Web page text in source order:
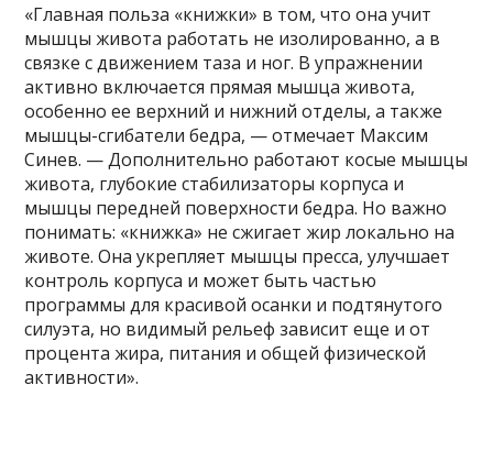
«Главная польза «книжки» в том, что она учит
мышцы живота работать не изолированно, а в
связке с движением таза и ног. В упражнении
активно включается прямая мышца живота,
особенно ее верхний и нижний отделы, а также
мышцы-сгибатели бедра, — отмечает Максим
Синев. — Дополнительно работают косые мышцы
живота, глубокие стабилизаторы корпуса и
мышцы передней поверхности бедра. Но важно
понимать: «книжка» не сжигает жир локально на
животе. Она укрепляет мышцы пресса, улучшает
контроль корпуса и может быть частью
программы для красивой осанки и подтянутого
силуэта, но видимый рельеф зависит еще и от
процента жира, питания и общей физической
активности».